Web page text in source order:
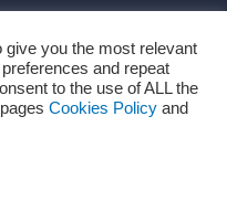
de cookies
de datos personales
you the most relevant
and repeat
to the use of ALL the
Cookies Policy and